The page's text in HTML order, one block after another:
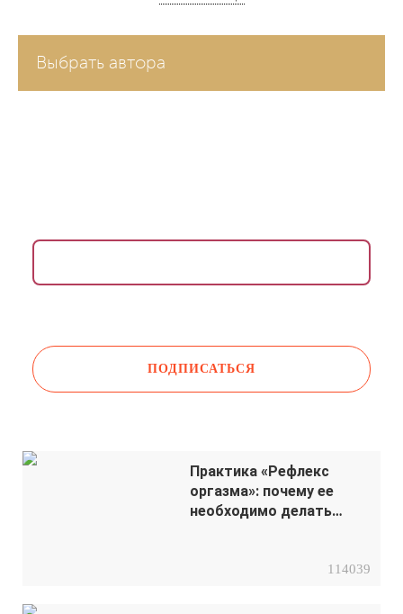
Выбрать автора
Практика «Рефлекс
оргазма»: почему ее
необходимо делать
114039